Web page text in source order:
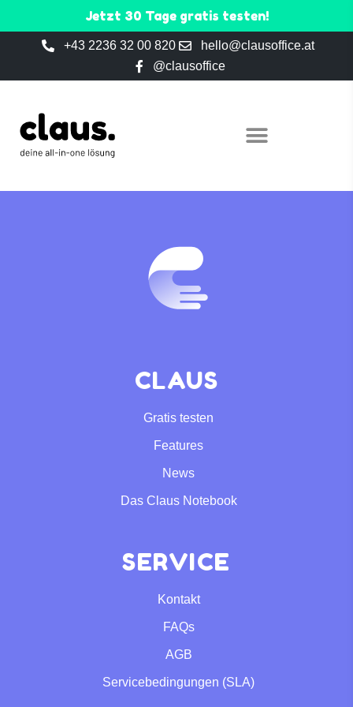
Jetzt 30 Tage gratis testen!
+43 2236 32 00 820
hello@clausoffice.at
@clausoffice
CLAUS
Gratis testen
Features
News
Das Claus Notebook
SERVICE
Kontakt
FAQs
AGB
Servicebedingungen (SLA)